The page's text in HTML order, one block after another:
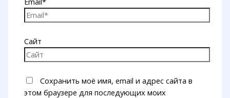
Сайт
Сохранить моё имя, email и адрес сайта в
этом браузере для последующих моих